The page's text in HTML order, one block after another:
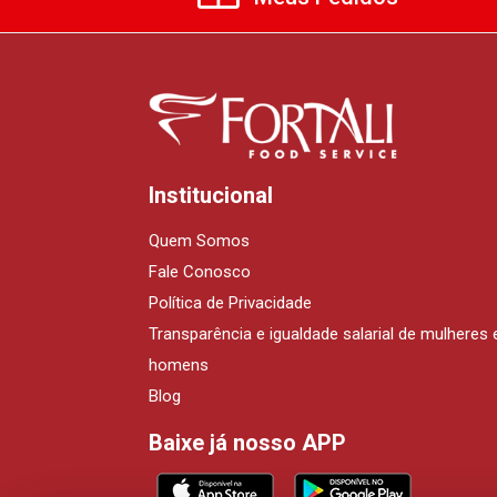
Institucional
Quem Somos
Fale Conosco
Política de Privacidade
Transparência e igualdade salarial de mulheres
homens
Blog
Baixe já nosso APP